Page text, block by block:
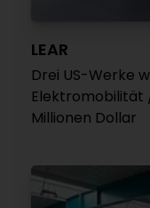
LEAR
Drei US-Werke
Elektromobilität
Millionen Dollar